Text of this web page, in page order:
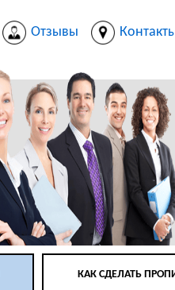
Отзывы
КАК СДЕЛАТЬ